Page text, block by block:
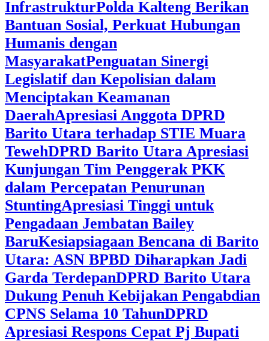
InfrastrukturPolda Kalteng Berikan
Bantuan Sosial, Perkuat Hubungan
Humanis dengan
MasyarakatPenguatan Sinergi
Legislatif dan Kepolisian dalam
Menciptakan Keamanan
DaerahApresiasi Anggota DPRD
Barito Utara terhadap STIE Muara
TewehDPRD Barito Utara Apresiasi
Kunjungan Tim Penggerak PKK
dalam Percepatan Penurunan
StuntingApresiasi Tinggi untuk
Pengadaan Jembatan Bailey
BaruKesiapsiagaan Bencana di Barito
Utara: ASN BPBD Diharapkan Jadi
Garda TerdepanDPRD Barito Utara
Dukung Penuh Kebijakan Pengabdian
CPNS Selama 10 TahunDPRD
Apresiasi Respons Cepat Pj Bupati